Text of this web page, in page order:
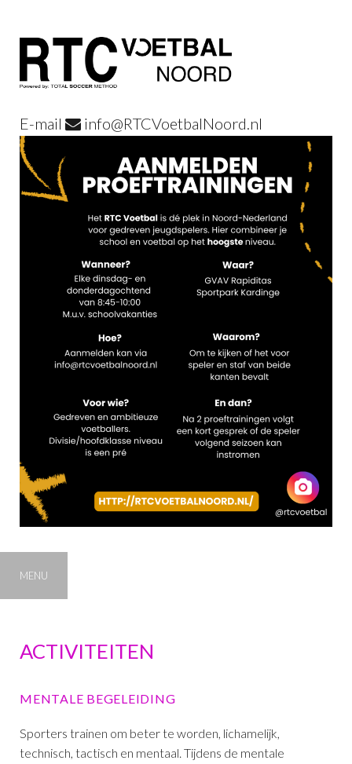
E-mail info@RTCVoetbalNoord.nl
MENU
ACTIVITEITEN
MENTALE BEGELEIDING
Sporters trainen om beter te worden, lichamelijk,
technisch, tactisch en mentaal. Tijdens de mentale